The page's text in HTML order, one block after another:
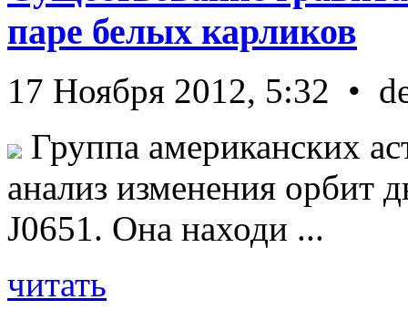
паре белых карликов
17 Ноября 2012, 5:32 •
Группа американских
анализ изменения орбит
J0651. Она находи ...
читать